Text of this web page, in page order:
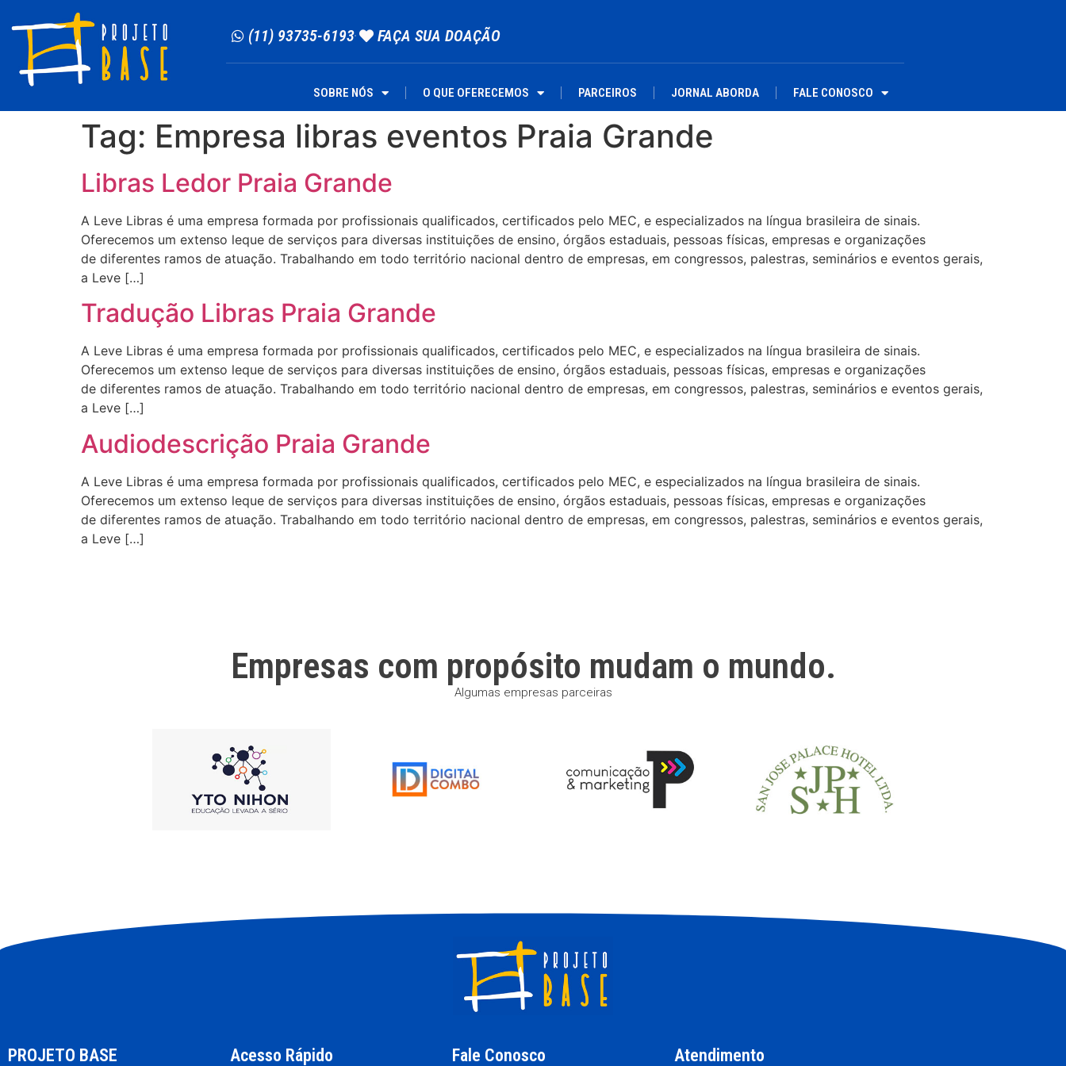
(11) 93735-6193 FAÇA SUA DOAÇÃO
SOBRE NÓS O QUE OFERECEMOS PARCEIROS JORNAL ABORDA FALE CONOSCO
Tag: Empresa libras eventos Praia Grande
Libras Ledor Praia Grande
A Leve Libras é uma empresa formada por profissionais qualificados, certificados pelo MEC, e especializados na língua brasileira de sinais.
Oferecemos um extenso leque de serviços para diversas instituições de ensino, órgãos estaduais, pessoas físicas, empresas e organizações
de diferentes ramos de atuação. Trabalhando em todo território nacional dentro de empresas, em congressos, palestras, seminários e eventos gerais,
a Leve […]
Tradução Libras Praia Grande
A Leve Libras é uma empresa formada por profissionais qualificados, certificados pelo MEC, e especializados na língua brasileira de sinais.
Oferecemos um extenso leque de serviços para diversas instituições de ensino, órgãos estaduais, pessoas físicas, empresas e organizações
de diferentes ramos de atuação. Trabalhando em todo território nacional dentro de empresas, em congressos, palestras, seminários e eventos gerais,
a Leve […]
Audiodescrição Praia Grande
A Leve Libras é uma empresa formada por profissionais qualificados, certificados pelo MEC, e especializados na língua brasileira de sinais.
Oferecemos um extenso leque de serviços para diversas instituições de ensino, órgãos estaduais, pessoas físicas, empresas e organizações
de diferentes ramos de atuação. Trabalhando em todo território nacional dentro de empresas, em congressos, palestras, seminários e eventos gerais,
a Leve […]
Empresas com propósito mudam o mundo.
Algumas empresas parceiras
PROJETO BASE Acesso Rápido Fale Conosco Atendimento